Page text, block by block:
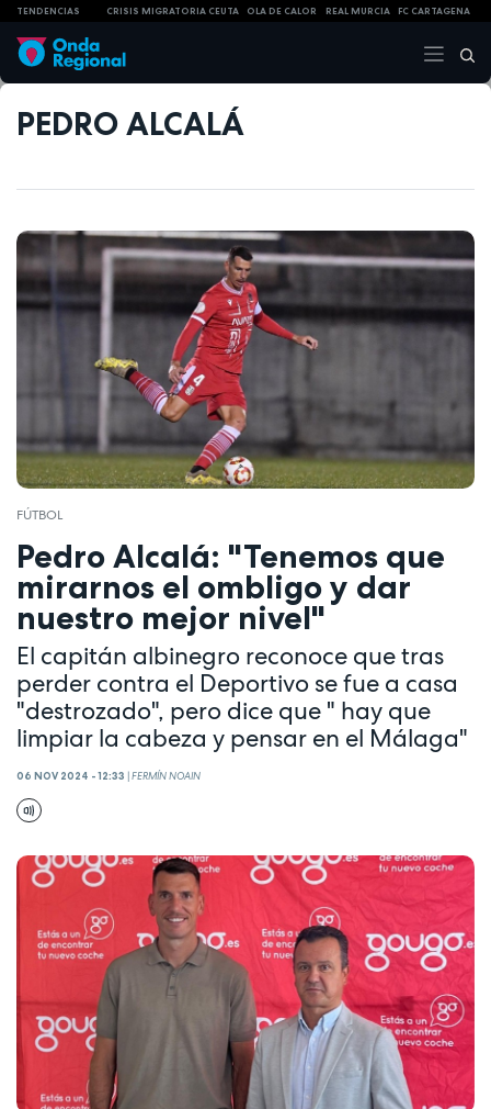
TENDENCIAS CRISIS MIGRATORIA CEUTA OLA DE CALOR REAL MURCIA FC CARTAGENA
PEDRO ALCALÁ
FÚTBOL
Pedro Alcalá: "Tenemos que
mirarnos el ombligo y dar
nuestro mejor nivel"
El capitán albinegro reconoce que tras
perder contra el Deportivo se fue a casa
"destrozado", pero dice que " hay que
limpiar la cabeza y pensar en el Málaga"
06 NOV 2024 - 12:33 |FERMÍN NOAIN